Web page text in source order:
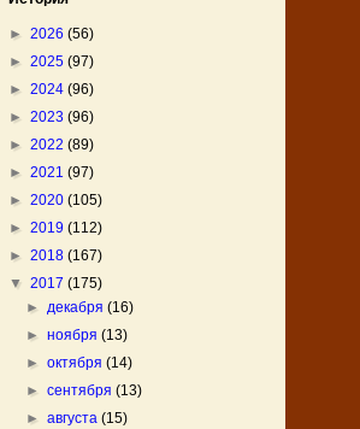
► 2026 (56)
► 2025 (97)
► 2024 (96)
► 2023 (96)
► 2022 (89)
► 2021 (97)
► 2020 (105)
► 2019 (112)
► 2018 (167)
▼ 2017 (175)
►декабря(16)
►ноября(13)
►октября(14)
►сентября(13)
►августа(15)